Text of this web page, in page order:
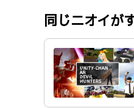
同じニオイが